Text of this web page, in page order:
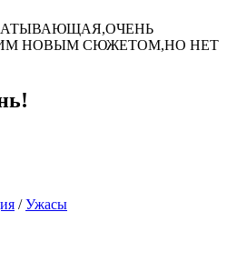
НОВЫМ СЮЖЕТОМ,НО НЕТ
/Ужасы